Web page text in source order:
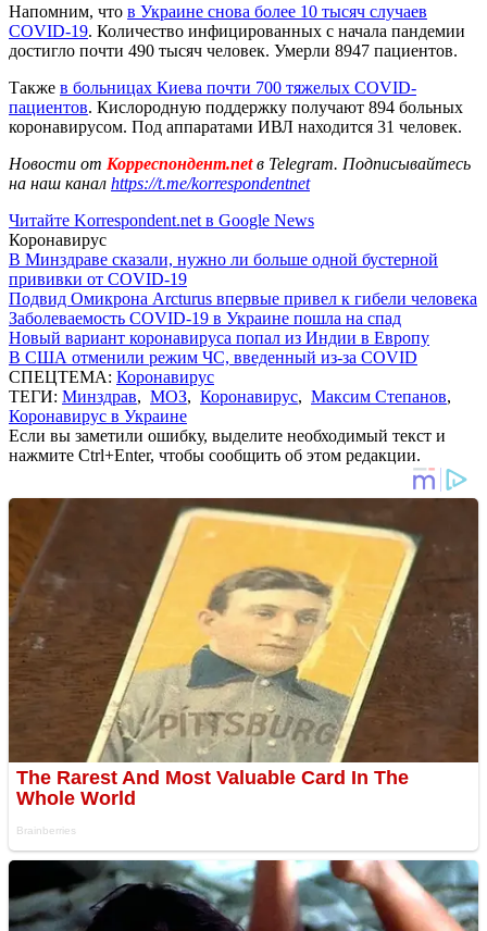
Напомним, что в Украине снова более 10 тысяч случаев
COVID-19. Количество инфицированных с начала пандемии
достигло почти 490 тысяч человек. Умерли 8947 пациентов.
Также в больницах Киева почти 700 тяжелых COVID-
пациентов. Кислородную поддержку получают 894 больных
коронавирусом. Под аппаратами ИВЛ находится 31 человек.
Новости от Корреспондент.netв Telegram. Подписывайтесь
на наш канал https://t.me/korrespondentnet
Читайте Korrespondent.net в Google News
Коронавирус
В Минздраве сказали, нужно ли больше одной бустерной
прививки от COVID-19
Подвид Омикрона Arcturus впервые привел к гибели человека
Заболеваемость COVID-19 в Украине пошла на спад
Новый вариант коронавируса попал из Индии в Европу
В США отменили режим ЧС, введенный из-за COVID
СПЕЦТЕМА: Коронавирус
ТЕГИ: Минздрав, МОЗ, Коронавирус, Максим Степанов,
Коронавирус в Украине
Если вы заметили ошибку, выделите необходимый текст и
нажмите Ctrl+Enter, чтобы сообщить об этом редакции.